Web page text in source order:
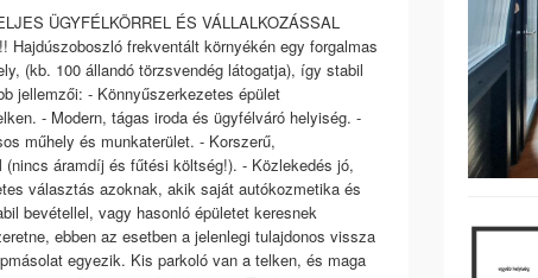
ÜGYFÉLKÖRREL ÉS VÁLLALKOZÁSSAL
Hajdúszoboszló frekventált környékén egy forgalmas
(kb. 100 állandó törzsvendég látogatja), így stabil
jellemzői: - Könnyűszerkezetes épület
- Modern, tágas iroda és ügyfélváró helyiség. -
műhely és munkaterület. - Korszerű,
áramdíj és fűtési költség!). - Közlekedés jó,
választás azoknak, akik saját autókozmetika és
bevétellel, vagy hasonló épületet keresnek
ebben az esetben a jelenlegi tulajdonos vissza
egyezik. Kis parkoló van a telken, és maga